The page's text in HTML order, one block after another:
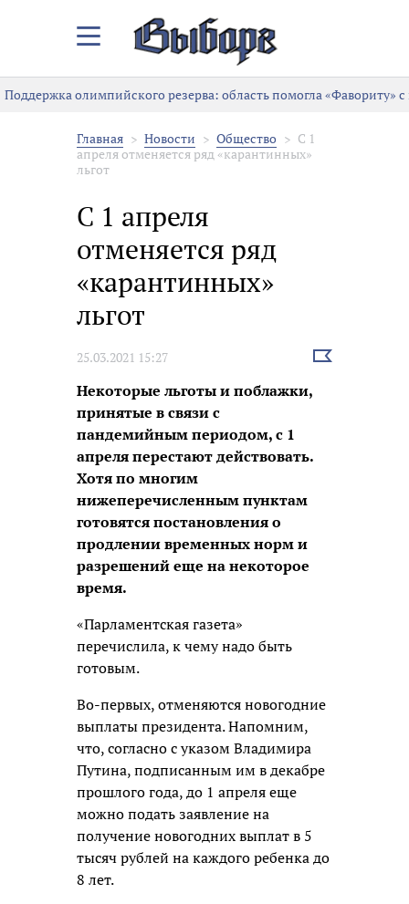
Закрыть/
меню
Поддержка олимпийского резерва: область помогла «Фавориту» с
Главная Новости Общество
С 1
апреля отменяется ряд «карантинных»
льгот
С 1 апреля
отменяется ряд
«карантинных»
льгот
25.03.2021 15:27
Выбрать
Некоторые льготы и поблажки,
принятые в связи с
пандемийным периодом, с 1
апреля перестают действовать.
Хотя по многим
нижеперечисленным пунктам
готовятся постановления о
продлении временных норм и
разрешений еще на некоторое
время.
«Парламентская газета»
перечислила, к чему надо быть
готовым.
Во-первых, отменяются новогодние
выплаты президента. Напомним,
что, согласно с указом Владимира
Путина, подписанным им в декабре
прошлого года, до 1 апреля еще
можно подать заявление на
получение новогодних выплат в 5
тысяч рублей на каждого ребенка до
8 лет.